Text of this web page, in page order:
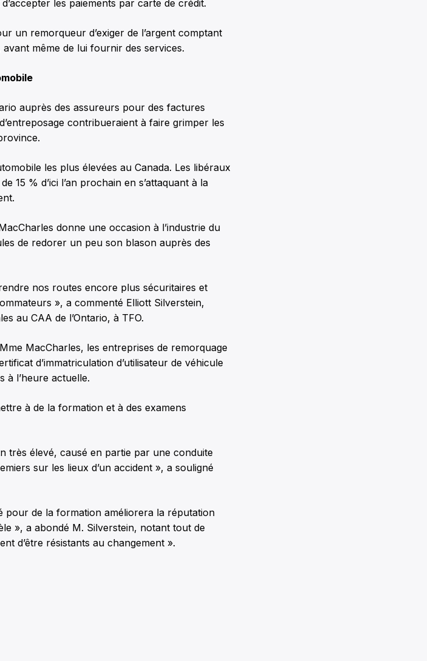
les paiements par carte de crédit.
un remorqueur d’exiger de l’argent comptant
même de lui fournir des services.
auprès des assureurs pour des factures
contribueraient à faire grimper les
les plus élevées au Canada. Les libéraux
15 % d’ici l’an prochain en s’attaquant à la
donne une occasion à l’industrie du
de redorer un peu son blason auprès des
nos routes encore plus sécuritaires et
», a commenté Elliott Silverstein,
au CAA de l’Ontario, à TFO.
MacCharles, les entreprises de remorquage
d’immatriculation d’utilisateur de véhicule
à l’heure actuelle.
à de la formation et à des examens
très élevé, causé en partie par une conduite
sur les lieux d’un accident », a souligné
pour de la formation améliorera la réputation
», a abondé M. Silverstein, notant tout de
d’être résistants au changement ».